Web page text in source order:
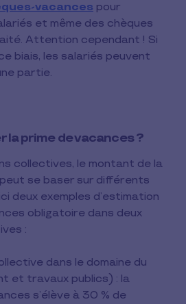
vacances pour
et même des chèques
Attention cependant ! Si
biais, les salariés peuvent
partie.
la prime de vacances ?
collectives, le montant de la
se baser sur différents
deux exemples d’estimation
obligatoire dans deux
:
dans le domaine du
et travaux publics) : la
s’élève à 30 % de